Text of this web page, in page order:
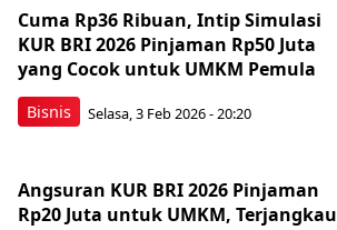
Bisnis
Cuma Rp36 Ribuan, Intip Simulasi
KUR BRI 2026 Pinjaman Rp50 Juta
yang Cocok untuk UMKM Pemula
Selasa, 3 Feb 2026 - 20:20
Angsuran KUR BRI 2026 Pinjaman
Rp20 Juta untuk UMKM, Terjangkau